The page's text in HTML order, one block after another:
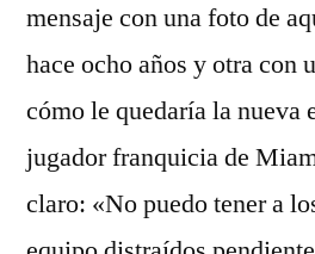
mensaje con una foto de
hace ocho años y otra con
cómo le quedaría la nueva
jugador franquicia de
claro: «No puedo tener a